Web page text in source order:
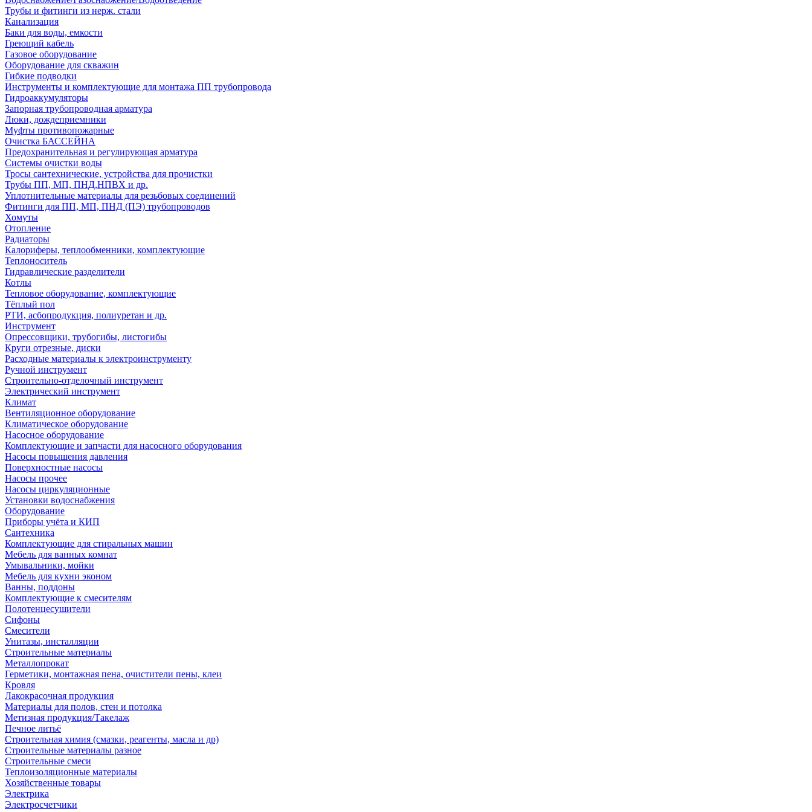
Трубы и фитинги из нерж. стали
Канализация
Баки для воды, емкости
Греющий кабель
Газовое оборудование
Оборудование для скважин
Гибкие подводки
Инструменты и комплектующие для монтажа ПП трубопровода
Гидроаккумуляторы
Запорная трубопроводная арматура
Люки, дождеприемники
Муфты противопожарные
Очистка БАССЕЙНА
Предохранительная и регулирующая арматура
Системы очистки воды
Тросы сантехнические, устройства для прочистки
Трубы ПП, МП, ПНД,НПВХ и др.
Уплотнительные материалы для резьбовых соединений
Фитинги для ПП, МП, ПНД (ПЭ) трубопроводов
Хомуты
Отопление
Радиаторы
Калориферы, теплообменники, комплектующие
Теплоноситель
Гидравлические разделители
Котлы
Тепловое оборудование, комплектующие
Тёплый пол
РТИ, асбопродукция, полиуретан и др.
Инструмент
Опрессовщики, трубогибы, листогибы
Круги отрезные, диски
Расходные материалы к электроинструменту
Ручной инструмент
Строительно-отделочный инструмент
Электрический инструмент
Климат
Вентиляционное оборудование
Климатическое оборудование
Насосное оборудование
Комплектующие и запчасти для насосного оборудования
Насосы повышения давления
Поверхностные насосы
Насосы прочее
Насосы циркуляционные
Установки водоснабжения
Оборудование
Приборы учёта и КИП
Сантехника
Комплектующие для стиральных машин
Мебель для ванных комнат
Умывальники, мойки
Мебель для кухни эконом
Ванны, поддоны
Комплектующие к смесителям
Полотенцесушители
Сифоны
Смесители
Унитазы, инсталляции
Строительные материалы
Металлопрокат
Герметики, монтажная пена, очистители пены, клеи
Кровля
Лакокрасочная продукция
Материалы для полов, стен и потолка
Метизная продукция/Такелаж
Печное литьё
Строительная химия (смазки, реагенты, масла и др)
Строительные материалы разное
Строительные смеси
Теплоизоляционные материалы
Хозяйственные товары
Электрика
Электросчетчики